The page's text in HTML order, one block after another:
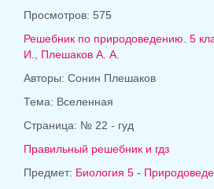
Просмотров: 575
Решебник по природоведению. 5
И., Плешаков А. А.
Авторы: Сонин Плешаков
Тема: Вселенная
Страница: № 22 - гуд
Правильный решебник и гдз
Предмет: Биология 5 -